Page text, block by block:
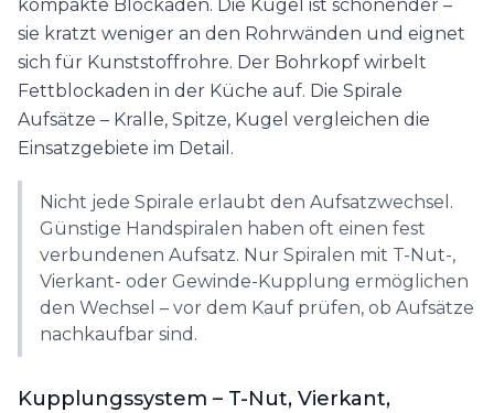
kompakte Blockaden. Die Kugel ist schonender –
sie kratzt weniger an den Rohrwänden und eignet
sich für Kunststoffrohre. Der Bohrkopf wirbelt
Fettblockaden in der Küche auf. Die Spirale
Aufsätze – Kralle, Spitze, Kugel vergleichen die
Einsatzgebiete im Detail.
Nicht jede Spirale erlaubt den Aufsatzwechsel.
Günstige Handspiralen haben oft einen fest
verbundenen Aufsatz. Nur Spiralen mit T-Nut-,
Vierkant- oder Gewinde-Kupplung ermöglichen
den Wechsel – vor dem Kauf prüfen, ob Aufsätze
nachkaufbar sind.
Kupplungssystem – T-Nut, Vierkant,